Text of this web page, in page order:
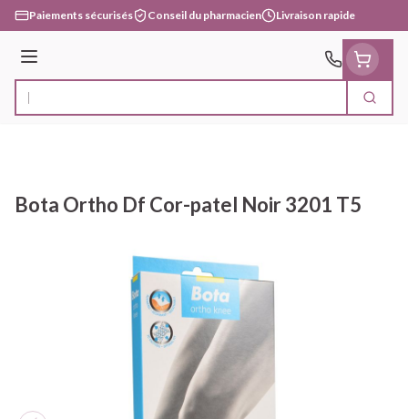
Aller au contenu
Paiements sécurisés Conseil du pharmacien Livraison rapide
Menu
Rechercher
Bota Ortho Df Cor-patel Noir 3201 T5